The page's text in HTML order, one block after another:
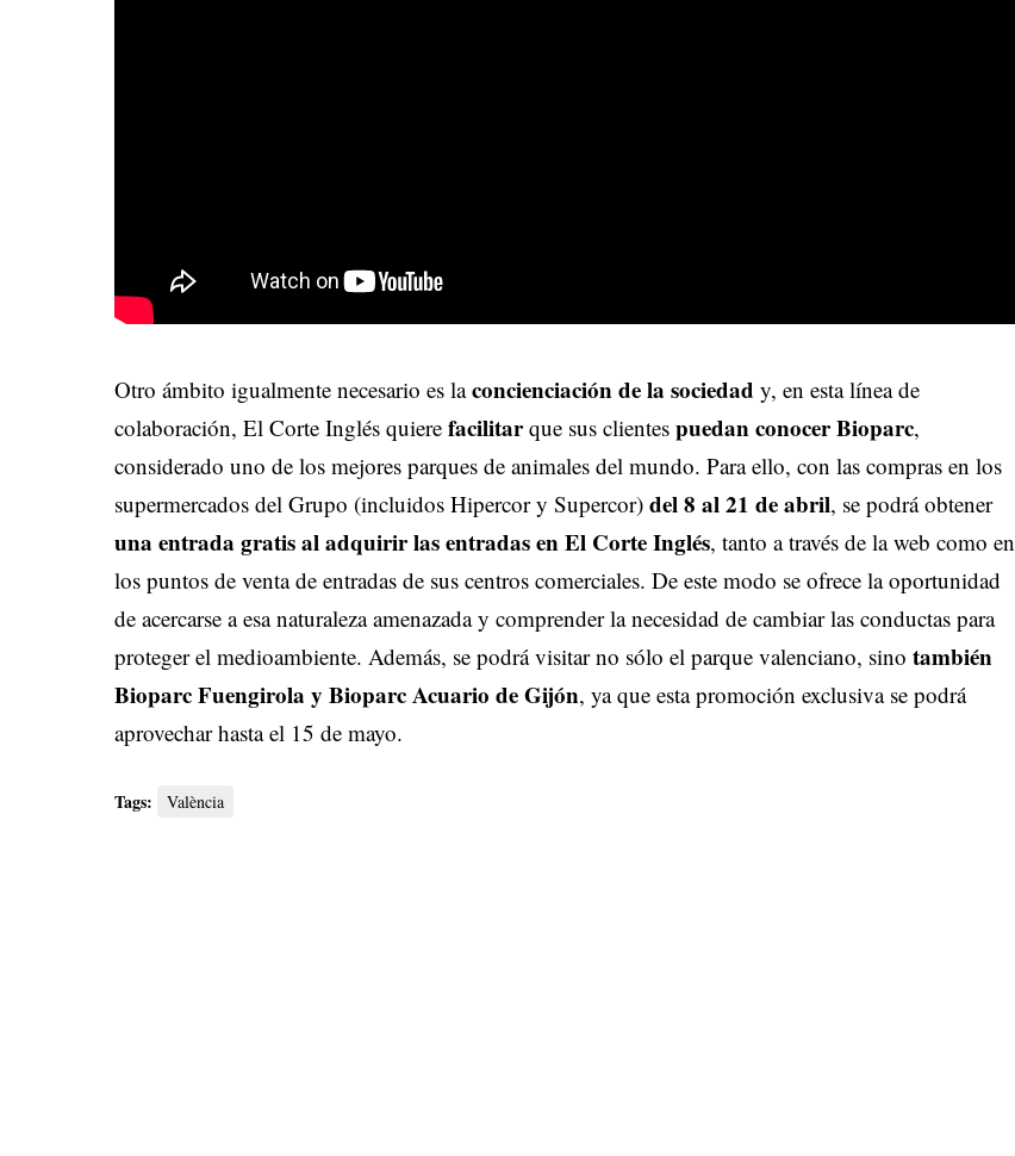
Otro ámbito igualmente necesario es laconcienciación de la sociedad y, en esta línea de
colaboración, El Corte Inglés quierefacilitarque sus clientespuedan conocerBioparc,
considerado uno de los mejores parques de animales del mundo. Para ello, con las compras en los
supermercados del Grupo (incluidos Hipercor y Supercor)del 8 al 21 de abril, se podrá obtener
una entrada gratis al adquirir las entradas en El Corte Inglés, tanto a través de la web como en
los puntos de venta de entradas de sus centros comerciales. De este modo se ofrece la oportunidad
de acercarse a esa naturaleza amenazada y comprender la necesidad de cambiar las conductas para
proteger el medioambiente. Además, se podrá visitar no sólo el parque valenciano, sinotambién
Bioparc Fuengirola y Bioparc Acuario de Gijón, ya que esta promoción exclusiva se podrá
aprovechar hasta el 15 de mayo.
Tags: València